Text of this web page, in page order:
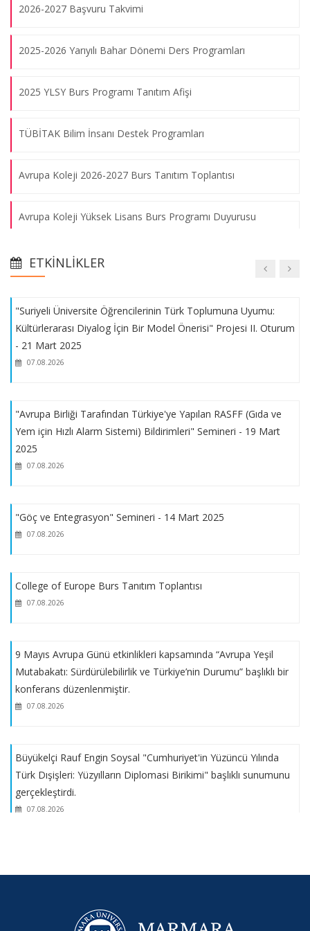
2026-2027 Başvuru Takvimi
2025-2026 Yarıyılı Bahar Dönemi Ders Programları
2025 YLSY Burs Programı Tanıtım Afişi
TÜBİTAK Bilim İnsanı Destek Programları
Avrupa Koleji 2026-2027 Burs Tanıtım Toplantısı
Avrupa Koleji Yüksek Lisans Burs Programı Duyurusu
Kültür ve Medeniyet Vakfı Bursu
2025 YILI KENTBİLİM LİSANSÜSTÜ ARAŞTIRMA DESTEK
PROGRAMI
YEŞİLAY LİSANSÜSTÜ TEZ ARAŞTIRMA BURSU DESTEK
PROGRAMI
MARMARA ÜNİVERSİTESİ YEMEK BURSU
2025-2026 EĞİTİM ÖĞRETİM GÜZ YARIYILINDA KESİN KAYIT
HAKKI KAZANAN YEDEK ADAY LİSTESİ
LİSANSÜSTÜ BOŞ KONTENJAN BİLGİLERİ
2025 - 2026 Güz Yarıyılı Yüksek Lisans ve Doktora Başvuruları
Başladı.
Türkiye Yeşilay Cemiyeti Lisansüstü Tez Araştırma Bursu
Destek Programı
ÖĞRENCİ TALEP MODÜLÜ ERİŞİME AÇILDI
2026-2027 Yazılı Giriş Sınavları
ETKINLIKLER
Arabuluculuk Seminerler Dizisi'nin dördüncü oturumu
07.08.2026
Volkan Bozkır ile “Türk Dış Politikası ve Avrupa Birliği Süreci”
07.08.2026
Engin Soysal ile “Diplomasi, Müzakere ve Arabuluculuk
07.08.2026
"Suriyeli Üniversite Öğrencilerinin Türk Toplumuna Uyumu:
Kültürlerarası Diyalog İçin Bir Model Önerisi" Projesi II. Oturum
- 21 Mart 2025
07.08.2026
"Avrupa Birliği Tarafından Türkiye'ye Yapılan RASFF (Gıda ve
Yem için Hızlı Alarm Sistemi) Bildirimleri" Semineri - 19 Mart
2025
07.08.2026
"Göç ve Entegrasyon" Semineri - 14 Mart 2025
07.08.2026
College of Europe Burs Tanıtım Toplantısı
07.08.2026
9 Mayıs Avrupa Günü etkinlikleri kapsamında “Avrupa Yeşil
Mutabakatı: Sürdürülebilirlik ve Türkiye’nin Durumu” başlıklı bir
konferans düzenlenmiştir.
07.08.2026
Büyükelçi Rauf Engin Soysal "Cumhuriyet'in Yüzüncü Yılında
Türk Dışişleri: Yüzyılların Diplomasi Birikimi" başlıklı sunumunu
gerçekleştirdi.
07.08.2026
Avrupa Birliği